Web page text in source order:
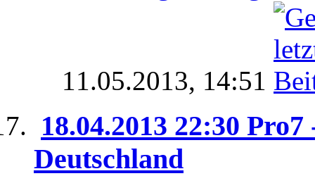
11.05.2013, 14:51
18.04.2013 22:30
Deutschland